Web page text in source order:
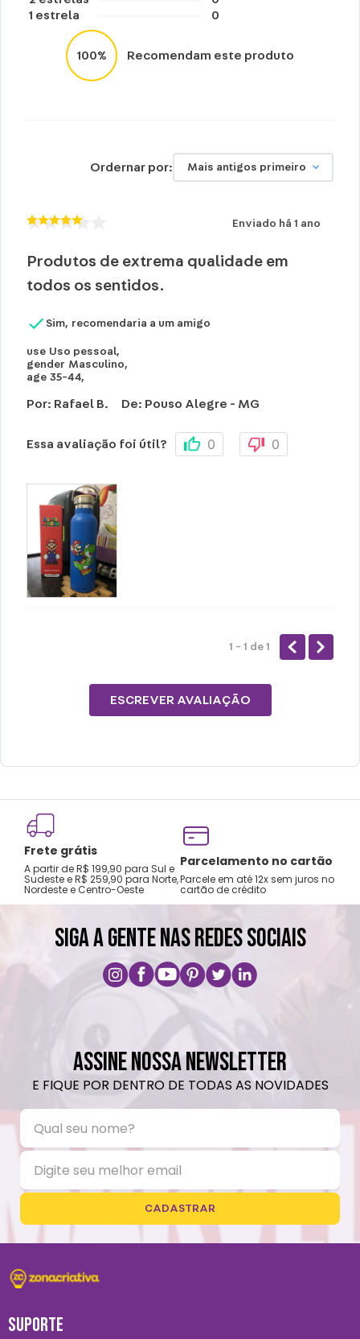
1 estrela
0
100% Recomendam este produto
Ordernar por: Mais antigos primeiro
Enviado há 1 ano
Produtos de extrema qualidade em
todos os sentidos.
Sim, recomendaria a um amigo
use Uso pessoal,
gender Masculino,
age 35-44,
Por: Rafael B. De: Pouso Alegre - MG
Essa avaliação foi útil? 0 0
1 - 1 de 1
ESCREVER AVALIAÇÃO
Frete grátis
A partir de R$ 199,90 para Sul e
Sudeste e R$ 259,90 para Norte,
Nordeste e Centro-Oeste
Parcelamento no cartão
Parcele em até 12x sem juros no
cartão de crédito
SIGA A GENTE NAS REDES SOCIAIS
ASSINE NOSSA NEWSLETTER
E FIQUE POR DENTRO DE TODAS AS NOVIDADES
CADASTRAR
SUPORTE